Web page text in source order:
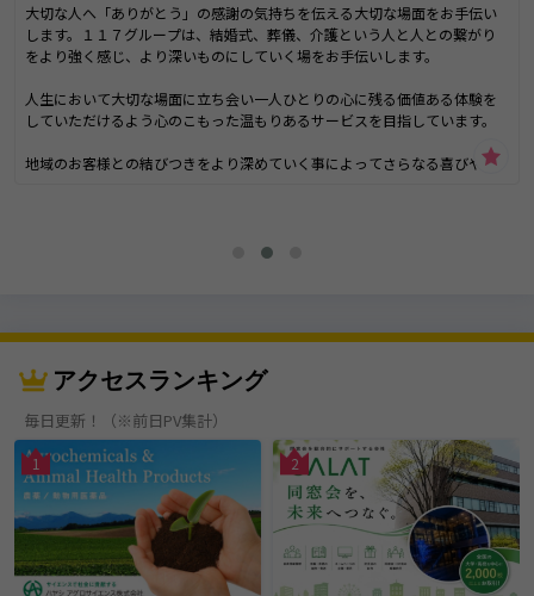
大切な人へ「ありがとう」の感謝の気持ちを伝える大切な場面をお手伝い
します。１１７グループは、結婚式、葬儀、介護という人と人との繋がり
をより強く感じ、より深いものにしていく場をお手伝いします。
人生において大切な場面に立ち会い一人ひとりの心に残る価値ある体験を
していただけるよう心のこもった温もりあるサービスを目指しています。
地域のお客様との結びつきをより深めていく事によってさらなる喜びや幸
の瞬間を少しでも増やしていきたいと願い、時代のニーズにあわせた施設
アクセスランキング
毎日更新！（※前日PV集計）
1 2